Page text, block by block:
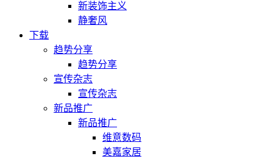
新装饰主义
静奢风
下载
趋势分享
趋势分享
宣传杂志
宣传杂志
新品推广
新品推广
维意数码
美嘉家居